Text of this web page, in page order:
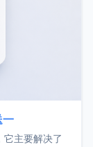
一
主要解决了